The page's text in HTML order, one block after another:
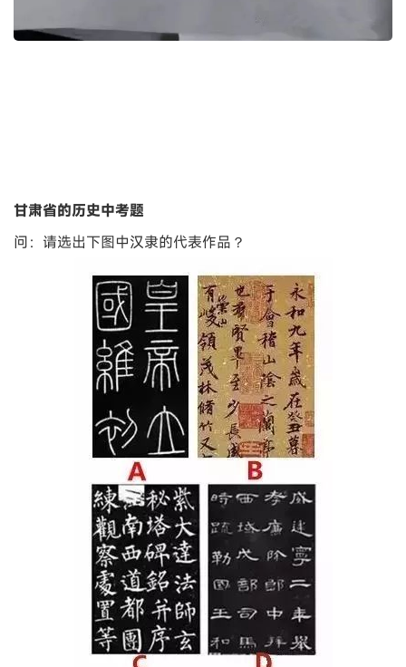
甘肃省的历史中考题
问：请选出下图中汉隶的代表作品？